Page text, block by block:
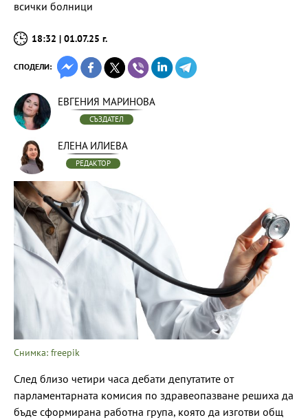
всички болници
18:32 | 01.07.25 г.
СПОДЕЛИ:
ЕВГЕНИЯ МАРИНОВА
СЪЗДАТЕЛ
ЕЛЕНА ИЛИЕВА
РЕДАКТОР
Снимка: freepik
След близо четири часа дебати депутатите от
парламентарната комисия по здравеопазване решиха да
бъде сформирана работна група, която да изготви общ